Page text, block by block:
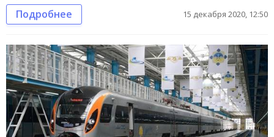
Подробнее 15 декабря 2020, 12:50